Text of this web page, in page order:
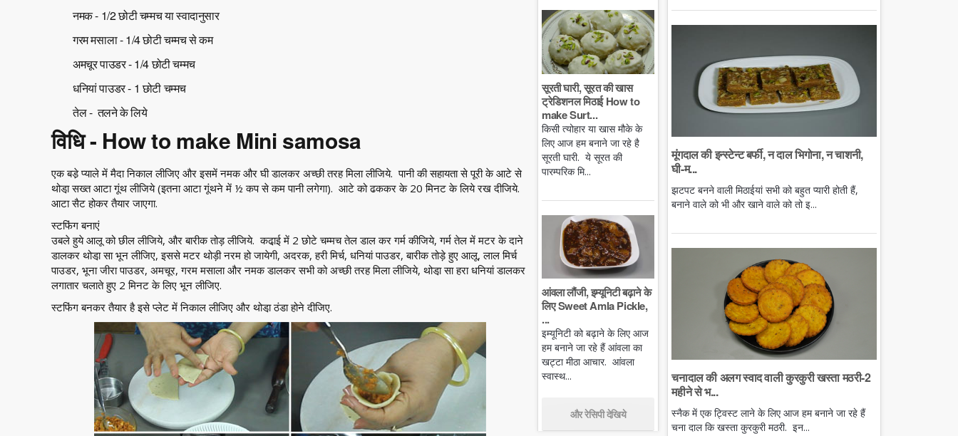
नमक - 1/2 छोटी चम्मच या स्वादानुसार
गरम मसाला - 1/4 छोटी चम्मच से कम
अमचूर पाउडर - 1/4 छोटी चम्मच
धनियां पाउडर - 1 छोटी चम्मच
तेल - तलने के लिये
विधि - How to make Mini samosa
एक बडे़ प्याले में मैदा निकाल लीजिए और इसमें नमक और घी डालकर अच्छी तरह मिला लीजिये. पानी की सहायता से पूरी के आटे से
थोडा़ सख्त आटा गूंथ लीजिये (इतना आटा गूंथने में ½ कप से कम पानी लगेगा). आटे को ढककर के 20 मिनट के लिये रख दीजिये.
आटा सैट होकर तैयार जाएगा.
स्टफिंग बनाएं
उबले हुये आलू को छील लीजिये, और बारीक तोड़ लीजिये. कढा़ई में 2 छोटे चम्मच तेल डाल कर गर्म कीजिये, गर्म तेल में मटर के दाने
डालकर थोडा़ सा भून लीजिए, इससे मटर थोड़ी नरम हो जायेगी, अदरक, हरी मिर्च, धनियां पाउडर, बारीक तोड़े हुए आलू, लाल मिर्च
पाउडर, भूना जीरा पाउडर, अमचूर, गरम मसाला और नमक डालकर सभी को अच्छी तरह मिला लीजिये, थोडा़ सा हरा धनियां डालकर
लगातार चलाते हुए 2 मिनट के लिए भून लीजिए.
स्टफिंग बनकर तैयार है इसे प्लेट में निकाल लीजिए और थोडा़ ठंडा होने दीजिए.
सूरती घारी, सूरत की खास
ट्रेडिशनल मिठाई How to
make Surt...
किसी त्योहार या खास मौके के
लिए आज हम बनाने जा रहे है
सूरती घारी. ये सूरत की
पारम्परिक मि...
आंवला लौंजी, इम्यूनिटी बढ़ाने के
लिए Sweet Amla Pickle,
...
इम्यूनिटी को बढ़ाने के लिए आज
हम बनाने जा रहे हैं आंवला का
खट्टा मीठा आचार. आंवला
स्वास्थ...
और रेसिपी देखिये
मूंगदाल की इन्स्टेन्ट बर्फी, न दाल भिगोना, न चाशनी,
घी-म...
झटपट बनने वाली मिठाईयां सभी को बहुत प्यारी होती हैं,
बनाने वाले को भी और खाने वाले को तो इ...
चनादाल की अलग स्वाद वाली कुरकुरी खस्ता मठरी-2
महीने से भ...
स्नैक में एक ट्विस्ट लाने के लिए आज हम बनाने जा रहे हैं
चना दाल कि खस्ता कुरकुरी मठरी. इन...